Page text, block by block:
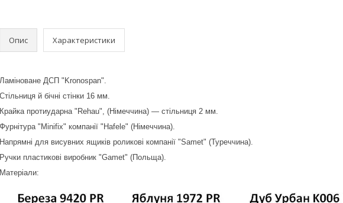
Опис Характеристики
Ламіноване ДСП "Kronospan".
Стільниця й бічні стінки 16 мм.
Крайка протиударна "Rehau", (Німеччина) — стільниця 2 мм.
Фурнітура "Minifix" компанії "Hafele" (Німеччина).
Напрямні для висувних ящиків роликові компанії "Samet" (Туреччина).
Ручки пластикові виробник "Gamet" (Польща).
Матеріали: